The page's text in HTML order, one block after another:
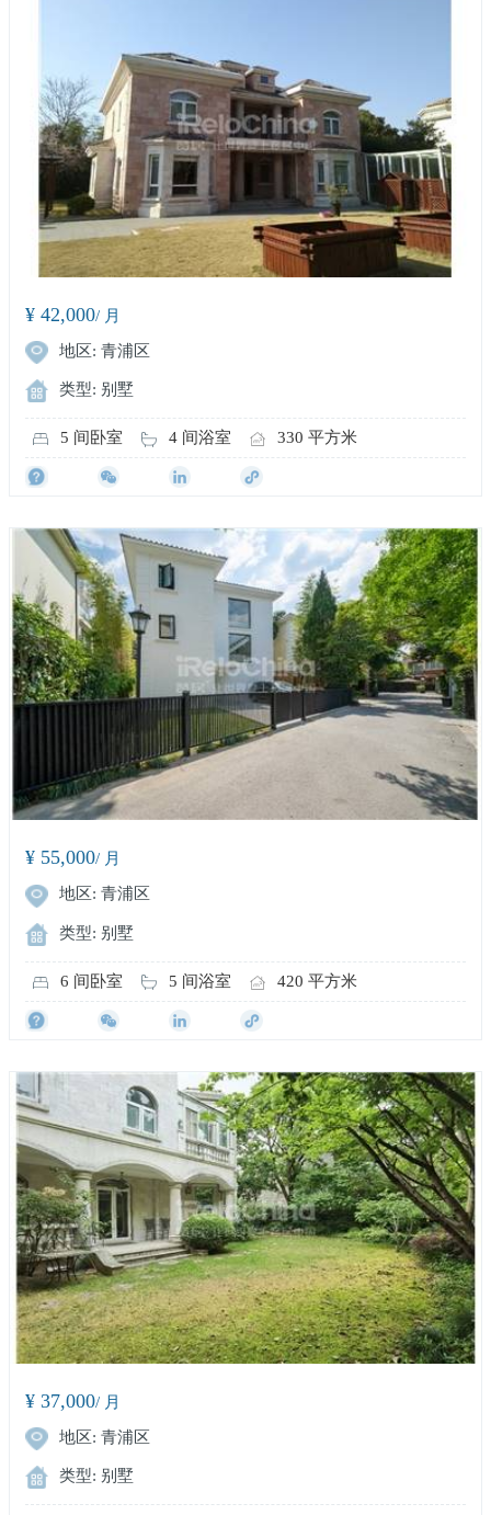
¥ 42,000/ 月
地区: 青浦区
类型: 别墅
5 间卧室 4 间浴室 330 平方米
¥ 55,000/ 月
地区: 青浦区
类型: 别墅
6 间卧室 5 间浴室 420 平方米
¥ 37,000/ 月
地区: 青浦区
类型: 别墅